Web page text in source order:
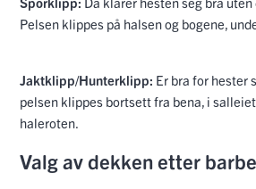
Pelsen klippes på halsen og bogene,
Jaktklipp/Hunterklipp: Er bra for hester
pelsen klippes bortsett fra bena, i
haleroten.
Valg av dekken etter